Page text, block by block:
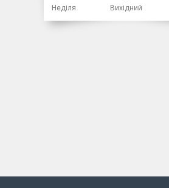
Неділя
Вихідний